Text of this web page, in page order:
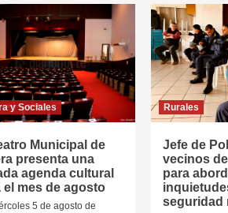
y Sociales
Municipal de
presenta una
agenda cultural
el mes de agosto
5 de agosto de
Rurales
Jefe de
vecinos
para
seguridad